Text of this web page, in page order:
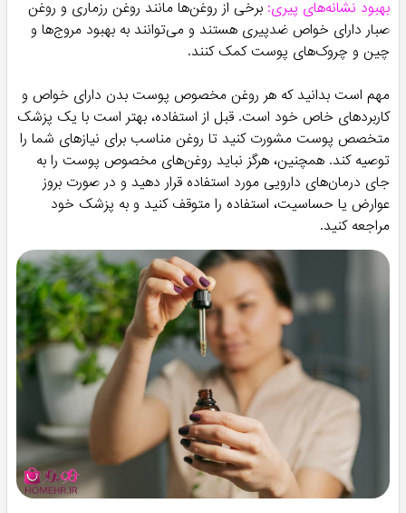
رادیکالی و علائم قدمتی محافظت کنند. روغن‌های خراطین، گلرنگ و
چای سبز جمله روغن‌های آنتی‌اکسیدان قوی هستند.
معدنی و عوامل تغذیه‌ای دیگر هستند که به پوست ارزش غذایی
می‌دهند و می‌توانند به بهبود بهداشت و ظاهر پوست کمک کنند.
نرمی و لطافت پوست:روغن‌های بدن، در واقع می‌توانند به خوبی به
نرمی و لطافت پوست کمک کنند. روغن‌های بدن معمولاً حاوی مواد
مغذی و مرطوب‌کننده هستند که به پوست انرژی می‌دهند و آن را
نرم و لطیف می‌کنند. برای دست‌یابی به بهترین نتیجه، بهتر است از
روغن‌های طبیعی مانند روغن نارگیل، روغن آرگان و روغن زیتون
استفاده کنید.
بهبود نشانه‌های پیری:
برخی از روغن‌ها مانند روغن رزماری و روغن
صبار دارای خواص ضدپیری هستند و می‌توانند به بهبود مروج‌ها و
چین و چروک‌های پوست کمک کنند.
مهم است بدانید که هر روغن مخصوص پوست بدن دارای خواص و
کاربردهای خاص خود است. قبل از استفاده، بهتر است با یک پزشک
متخصص پوست مشورت کنید تا روغن مناسب برای نیازهای شما را
توصیه کند. همچنین، هرگز نباید روغن‌های مخصوص پوست را به
جای درمان‌های دارویی مورد استفاده قرار دهید و در صورت بروز
عوارض یا حساسیت، استفاده را متوقف کنید و به پزشک خود